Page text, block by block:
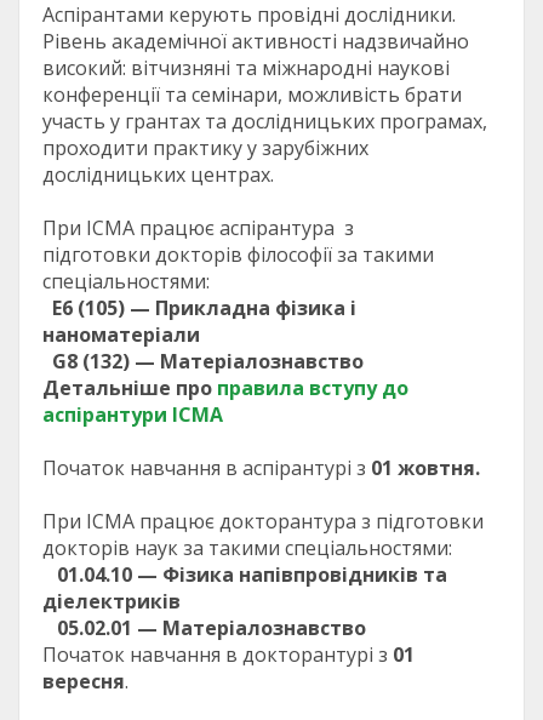
Аспірантами керують провідні дослідники.
Рівень академічної активності надзвичайно
високий: вітчизняні та міжнародні наукові
конференції та семінари, можливість брати
участь у грантах та дослідницьких програмах,
проходити практику у зарубіжних
дослідницьких центрах.
При ІСМА працює аспірантура з
підготовки докторів філософії за такими
спеціальностями:
E6 (105) — Прикладна фізика і
наноматеріали
G8 (132) — Матеріалознавство
Детальніше про правила вступу до
аспірантури ІСМА
Початок навчання в аспірантурі з 01 жовтня.
При ІСМА працює докторантура з підготовки
докторів наук за такими спеціальностями:
01.04.10 — Фізика напівпровідників та
діелектриків
05.02.01 — Матеріалознавство
Початок навчання в докторантурі з 01
вересня.